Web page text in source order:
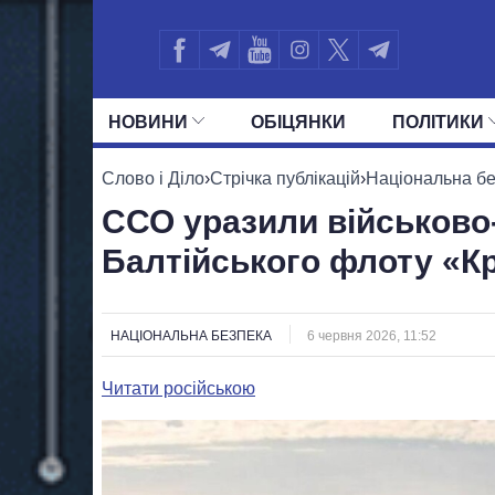
НОВИНИ ОБIЦЯНКИ ПОЛIТИКИ
УСІ ПОЛІТИКИ ПРЕЗИДЕНТ І
Слово і Діло›Стрічка публікацій›Національна
ССО уразили
Балтійського флоту
НАЦІОНАЛЬНА БЕЗПЕКА 6 червня 2026, 11:52
Читати російською